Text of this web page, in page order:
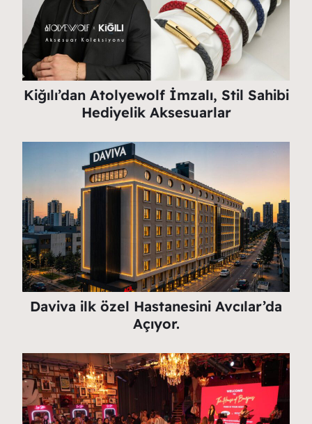
Kiğılı’dan Atolyewolf İmzalı, Stil Sahibi
Hediyelik Aksesuarlar
Daviva ilk özel Hastanesini Avcılar’da
Açıyor.